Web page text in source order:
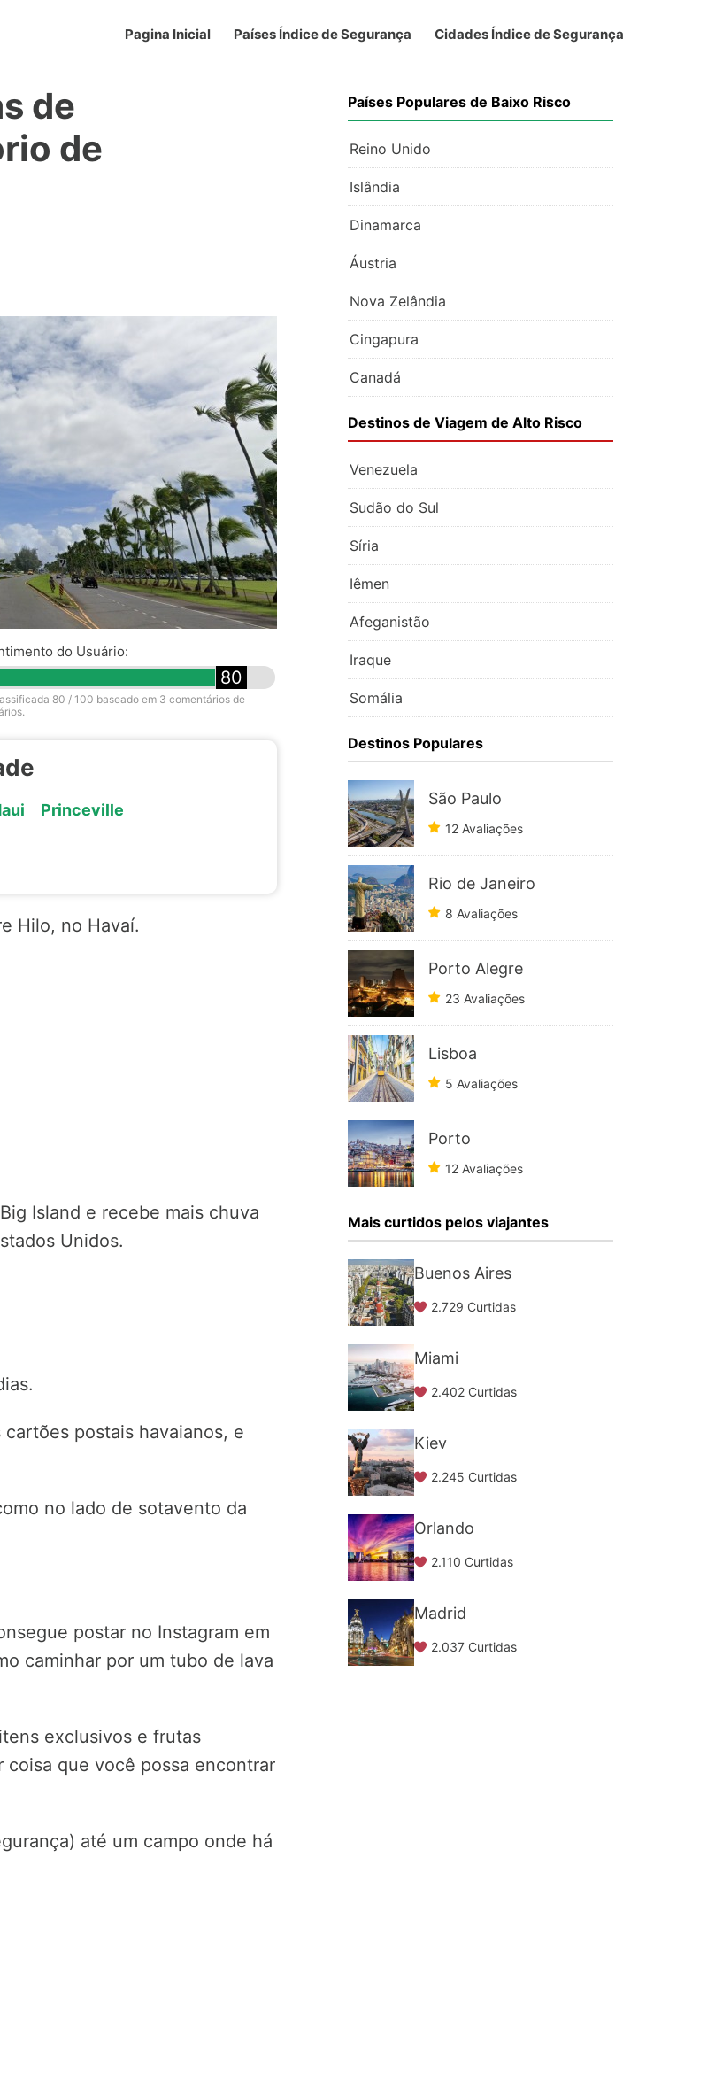
Pagina Inicial Países Índice de Segurança Cidades Índice de Segurança
de
de
do Usuário:
80
80 / 100 baseado em 3 comentários de
Princeville
Hilo, no Havaí.
Island e recebe mais chuva
Unidos.
postais havaianos, e
no lado de sotavento da
postar no Instagram em
caminhar por um tubo de lava
exclusivos e frutas
coisa que você possa encontrar
até um campo onde há
Países Populares de Baixo Risco
Reino Unido
Islândia
Dinamarca
Áustria
Nova Zelândia
Cingapura
Canadá
Destinos de Viagem de Alto Risco
Venezuela
Sudão do Sul
Síria
Iêmen
Afeganistão
Iraque
Somália
Destinos Populares
São Paulo
12 Avaliações
Rio de Janeiro
8 Avaliações
Porto Alegre
23 Avaliações
Lisboa
5 Avaliações
Porto
12 Avaliações
Mais curtidos pelos viajantes
Buenos Aires
2.729 Curtidas
Miami
2.402 Curtidas
Kiev
2.245 Curtidas
Orlando
2.110 Curtidas
Madrid
2.037 Curtidas